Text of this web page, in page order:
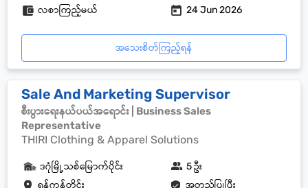
လစာကြည့်မယ် 24 Jun 2026
အသေးစိတ်ကြည့်ရန်
Sale And Marketing Supervisor
စီးပွားရေးနယ်ပယ်အရောင်း | Business Sales
Representative
THIRI Clothing & Apparel Solutions
ရန်ကုန်တိုင်း အတည်ပြုပြီး
ဒဂုံမြို့သစ်မြောက်ပိုင်း 5 ဦး